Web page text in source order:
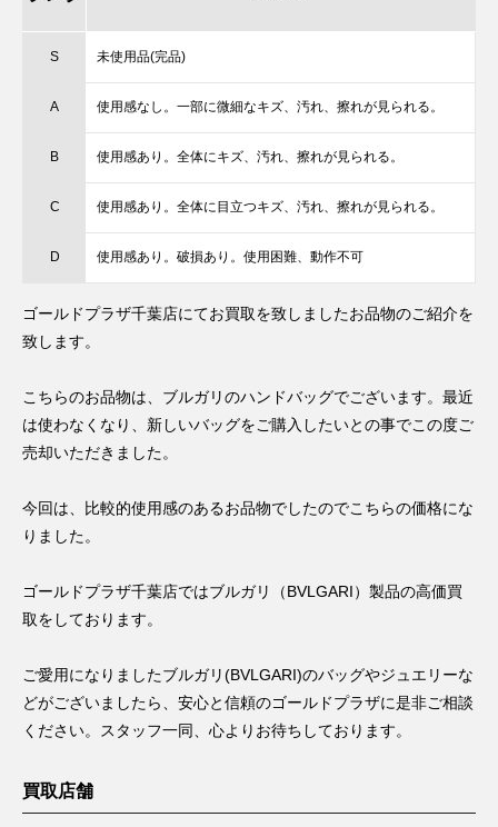
S 未使用品(完品)
A 使用感なし。一部に微細なキズ、汚れ、擦れが見られる。
B 使用感あり。全体にキズ、汚れ、擦れが見られる。
C 使用感あり。全体に目立つキズ、汚れ、擦れが見られる。
D 使用感あり。破損あり。使用困難、動作不可
ゴールドプラザ千葉店にてお買取を致しましたお品物のご紹介を
致します。
こちらのお品物は、ブルガリのハンドバッグでございます。最近
は使わなくなり、新しいバッグをご購入したいとの事でこの度ご
売却いただきました。
今回は、比較的使用感のあるお品物でしたのでこちらの価格にな
りました。
ゴールドプラザ千葉店ではブルガリ（BVLGARI）製品の高価買
取をしております。
ご愛用になりましたブルガリ(BVLGARI)のバッグやジュエリーな
どがございましたら、安心と信頼のゴールドプラザに是非ご相談
ください。スタッフ一同、心よりお待ちしております。
買取店舗